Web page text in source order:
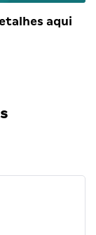
aqui